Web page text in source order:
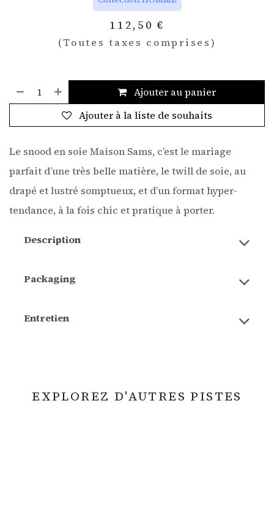
112,50 €
(Toutes taxes comprises)
Ajouter au panier
Ajouter à la liste de souhaits
Le snood en soie Maison Sams, c’est le mariage
parfait d’une très belle matière, le twill de soie, au
drapé et lustré somptueux, et d’un format hyper-
tendance, à la fois chic et pratique à porter.
Description
Packaging
Entretien
EXPLOREZ D'AUTRES PISTES